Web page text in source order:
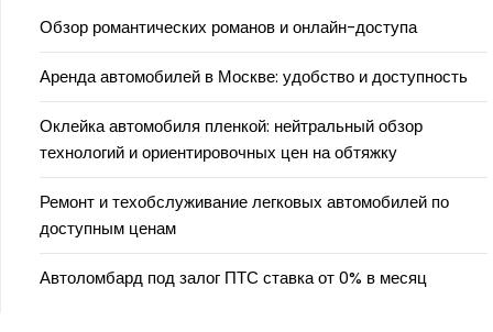
Обзор романтических романов и онлайн-доступа
Аренда автомобилей в Москве: удобство и доступность
Оклейка автомобиля пленкой: нейтральный обзор
технологий и ориентировочных цен на обтяжку
Ремонт и техобслуживание легковых автомобилей по
доступным ценам
Автоломбард под залог ПТС ставка от 0% в месяц